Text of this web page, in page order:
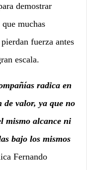
demostrar
muchas
fuerza antes
escala.
radica en
de valor, ya que no
mismo alcance ni
bajo los mismos
Fernando